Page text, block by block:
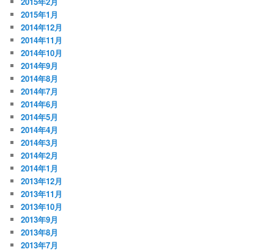
2015年1月
2014年12月
2014年11月
2014年10月
2014年9月
2014年8月
2014年7月
2014年6月
2014年5月
2014年4月
2014年3月
2014年2月
2014年1月
2013年12月
2013年11月
2013年10月
2013年9月
2013年8月
2013年7月